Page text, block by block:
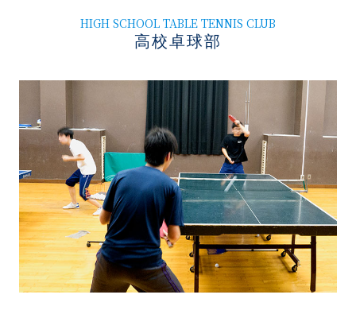
HIGH SCHOOL TABLE TENNIS CLUB
高校卓球部